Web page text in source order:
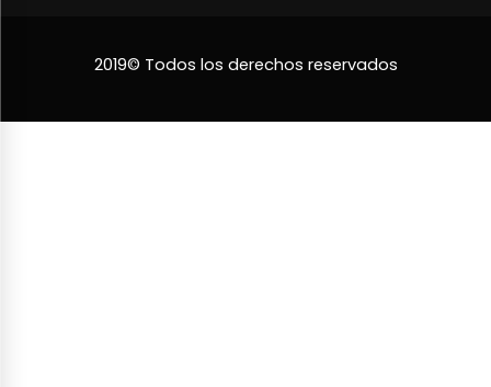
2019© Todos los derechos reservados